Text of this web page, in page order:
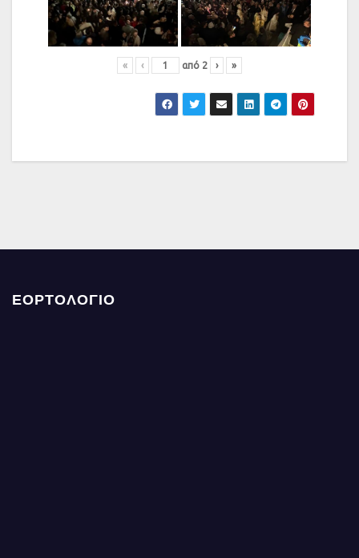
« ‹ από 2 › »
ΕΟΡΤΟΛΟΓΙΟ